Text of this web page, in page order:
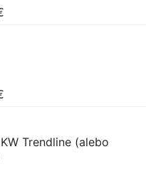
Trendline (alebo